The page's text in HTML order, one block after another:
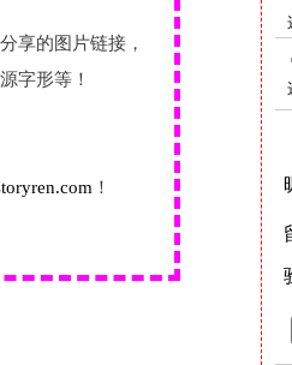
享的图片链接，
字形等！
！